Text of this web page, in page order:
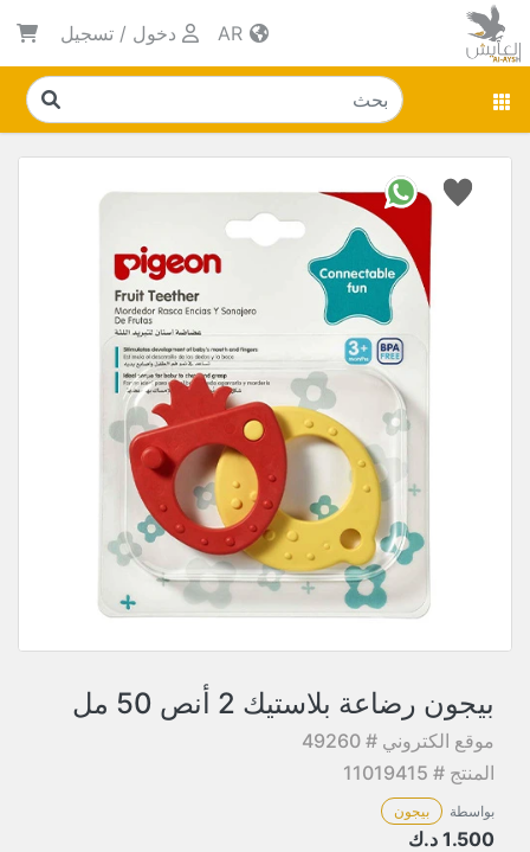
دخول / تسجيل
بيجون رضاعة بلاستيك 2 أنص 50 مل
موقع الكتروني # 49260
المنتج # 11019415
بواسطة بيجون
1.500 د.ك